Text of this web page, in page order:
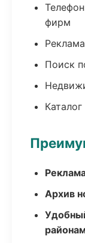
фирм
Поиск
Архив